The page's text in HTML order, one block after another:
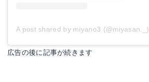
A post shared by miyano3 (@miyasan._)
広告の後に記事が続きます